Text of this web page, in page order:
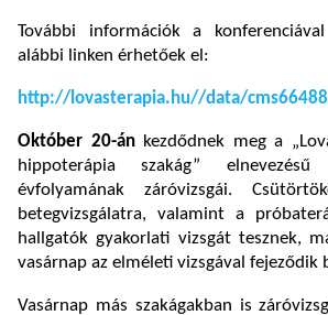
További információk a
alábbi linken érhetőek el:
http://lovasterapia.hu//data/
Október 20-ánkezdődnek meg a
hippoterápia szakág”
évfolyamának záróvizsgái.
betegvizsgálatra, valamint a
hallgatók gyakorlati vizsgát tesznek,
vasárnap az elméleti vizsgával fejeződik
Vasárnap más szakágakban is